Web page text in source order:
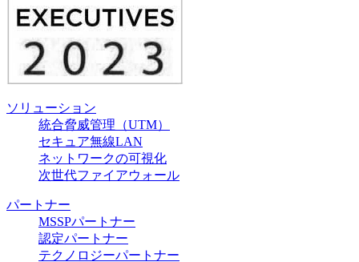
ソリューション
統合脅威管理（UTM）
セキュア無線LAN
ネットワークの可視化
次世代ファイアウォール
パートナー
MSSPパートナー
認定パートナー
テクノロジーパートナー